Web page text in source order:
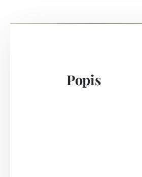
Popis